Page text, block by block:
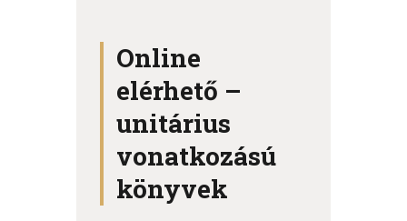
Online
elérhető –
unitárius
vonatkozású
könyvek